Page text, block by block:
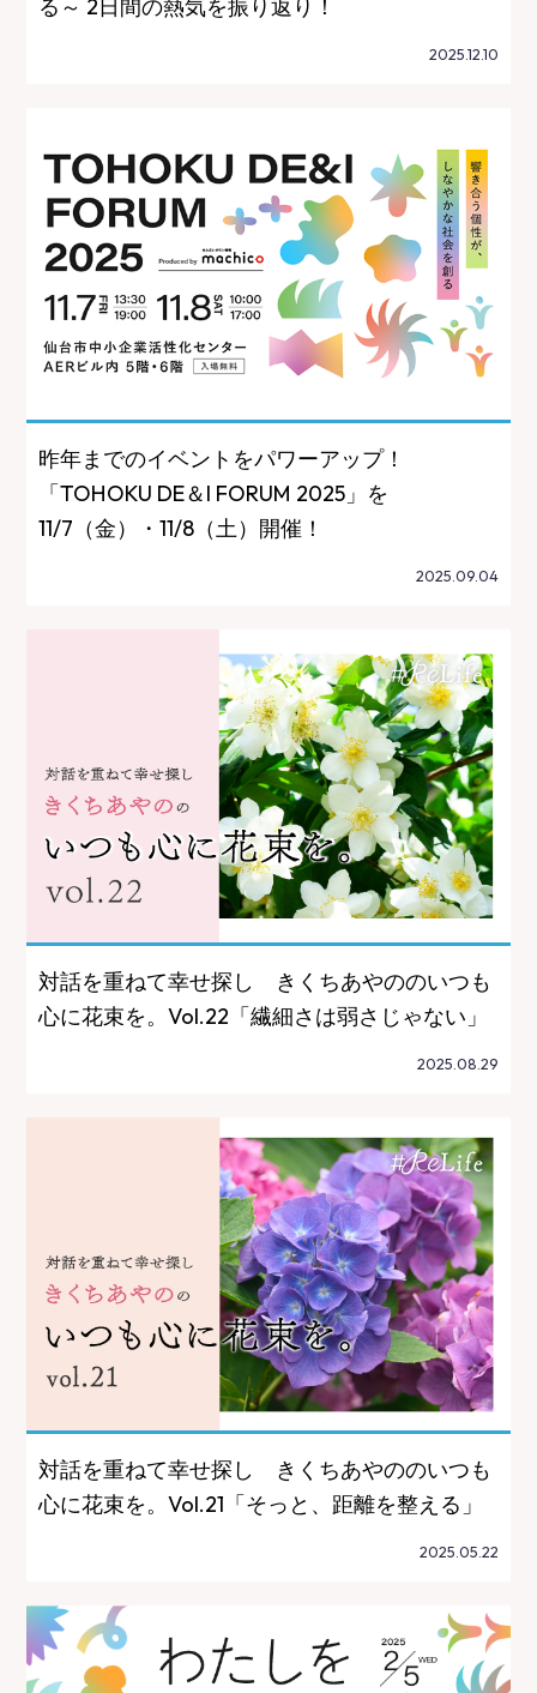
る～ 2日間の熱気を振り返り！
2025.12.10
昨年までのイベントをパワーアップ！
「TOHOKU DE＆I FORUM 2025」を
11/7（金）・11/8（土）開催！
2025.09.04
対話を重ねて幸せ探し きくちあやののいつも
心に花束を。Vol.22「繊細さは弱さじゃない」
2025.08.29
対話を重ねて幸せ探し きくちあやののいつも
心に花束を。Vol.21「そっと、距離を整える」
2025.05.22